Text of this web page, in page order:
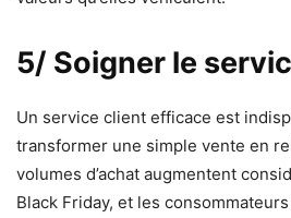
5/ Soigner le
Un service client efficace est
transformer une simple vente en
volumes d’achat augmentent
Black Friday, et les